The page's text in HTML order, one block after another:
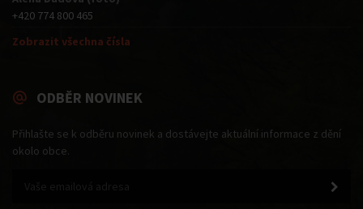
+420 774 800 465
Zobrazit všechna čísla
ODBĚR NOVINEK
Přihlašte se k odběru novinek a dostávejte aktuální informace z dění
okolo obce.